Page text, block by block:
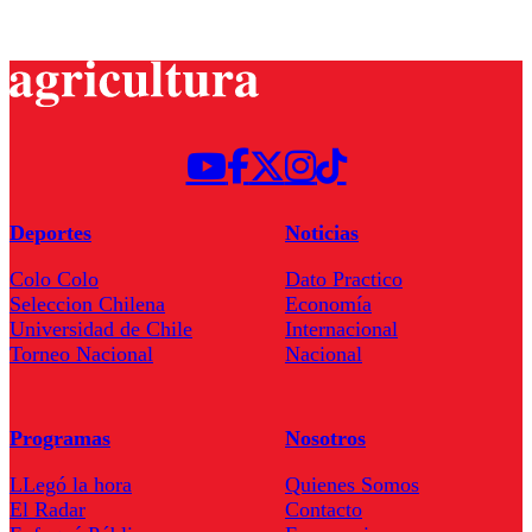
Deportes
Colo Colo
Seleccion Chilena
Universidad de Chile
Torneo Nacional
Noticias
Dato Practico
Economía
Internacional
Nacional
Programas
LLegó la hora
El Radar
Nosotros
Quienes Somos
Contacto